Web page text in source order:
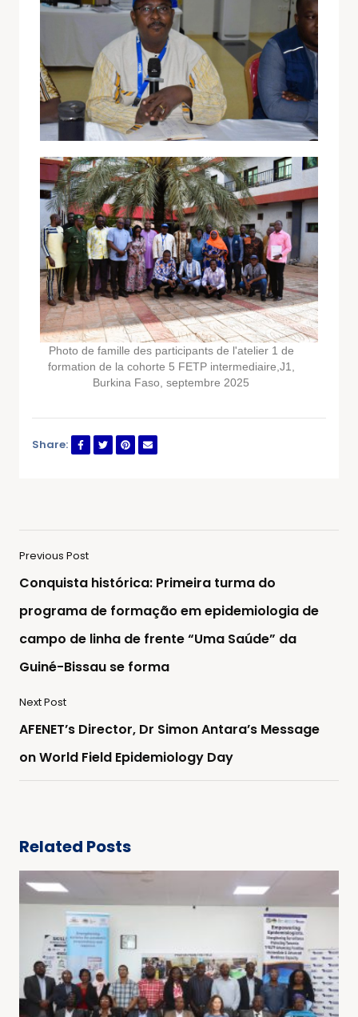
Photo de famille des participants de l'atelier 1 de
formation de la cohorte 5 FETP intermediaire,J1,
Burkina Faso, septembre 2025
Share:
Previous Post
Conquista histórica: Primeira turma do
programa de formação em epidemiologia de
campo de linha de frente “Uma Saúde” da
Guiné-Bissau se forma
Next Post
AFENET’s Director, Dr Simon Antara’s Message
on World Field Epidemiology Day
Related Posts